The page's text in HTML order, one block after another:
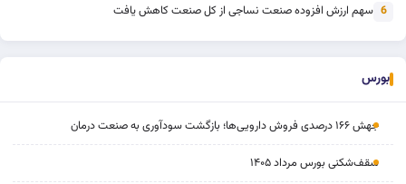
6 سهم ارزش افزوده صنعت نساجی از کل صنعت کاهش یافت
بورس
جهش ۱۶۶ درصدی فروش دارویی‌ها؛ بازگشت سودآوری به صنعت درمان
سقف‌شکنی بورس مرداد ۱۴۰۵